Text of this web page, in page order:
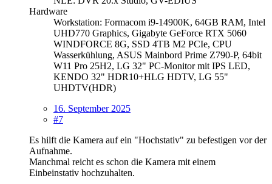
Hardware
Workstation: Formacom i9-14900K, 64GB RAM, Intel
UHD770 Graphics, Gigabyte GeForce RTX 5060
WINDFORCE 8G, SSD 4TB M2 PCIe, CPU
Wasserkühlung, ASUS Mainbord Prime Z790-P, 64bit
W11 Pro 25H2, LG 32" PC-Monitor mit IPS LED,
KENDO 32" HDR10+HLG HDTV, LG 55"
UHDTV(HDR)
16. September 2025
#7
Es hilft die Kamera auf ein "Hochstativ" zu befestigen vor der
Aufnahme.
Manchmal reicht es schon die Kamera mit einem
Einbeinstativ hochzuhalten.